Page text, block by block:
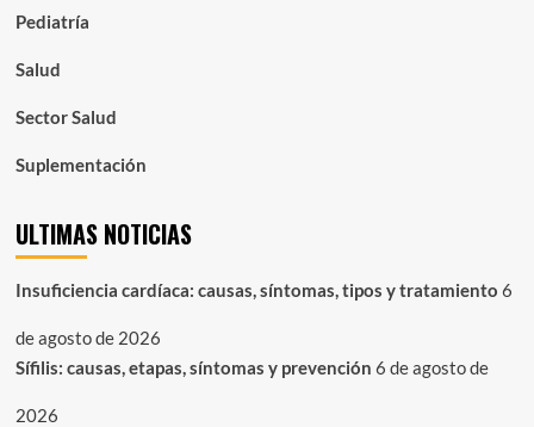
Pediatría
Salud
Sector Salud
Suplementación
ULTIMAS NOTICIAS
Insuficiencia cardíaca: causas, síntomas, tipos y tratamiento 6
de agosto de 2026
Sífilis: causas, etapas, síntomas y prevención 6 de agosto de
2026